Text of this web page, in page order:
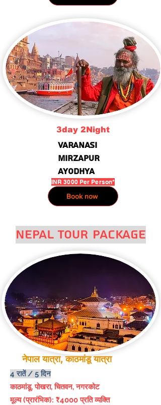
3day 2Night
Varanasi
Mirzapur
ayodhya
INR 3000 Per Person*
Book now
nepal Tour Package
नेपाल यात्रा, काठमांडू यात्रा
4 रातें / 5 दिन
काठमांडू, पोखरा, चितवन, नगरकोट
मूल्य (प्रारंभिक): ₹4000 प्रति व्यक्ति